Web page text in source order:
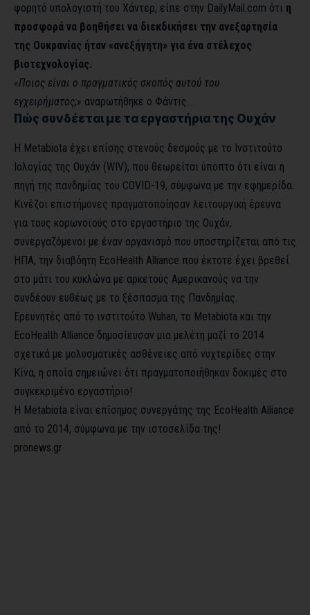
φορητό υπολογιστή του Χάντερ, είπε στην DailyMail.com ότι η
προσφορά να βοηθήσει να διεκδικήσει την ανεξαρτησία
της Ουκρανίας ήταν «ανεξήγητη» για ένα στέλεχος
βιοτεχνολογίας.
«Ποιος είναι ο πραγματικός σκοπός αυτού του
εγχειρήματος;» αναρωτήθηκε ο Φάντις…
Πώς συνδέεται με τα εργαστήρια της Ουχάν
Η Metabiota έχει επίσης στενούς δεσμούς με το Ινστιτούτο
Ιολογίας της Ουχάν (WIV), που θεωρείται ύποπτο ότι είναι η
πηγή της πανδημίας του COVID-19, σύμφωνα με την εφημερίδα.
Κινέζοι επιστήμονες πραγματοποίησαν λειτουργική έρευνα
για τους κορωνοϊούς στο εργαστήριο της Ουχάν,
συνεργαζόμενοι με έναν οργανισμό που υποστηρίζεται από τις
ΗΠΑ, την διαβόητη EcoHealth Alliance που έκτοτε έχει βρεθεί
στο μάτι του κυκλώνα με αρκετούς Αμερικανούς να την
συνδέουν ευθέως με το ξέσπασμα της Πανδημίας.
Ερευνητές από το ινστιτούτο Wuhan, το Metabiota και την
EcoHealth Alliance δημοσίευσαν μια μελέτη μαζί το 2014
σχετικά με μολυσματικές ασθένειες από νυχτερίδες στην
Κίνα, η οποία σημειώνει ότι πραγματοποιήθηκαν δοκιμές στο
συγκεκριμένο εργαστήριο!
Η Metabiota είναι επίσημος συνεργάτης της EcoHealth Alliance
από το 2014, σύμφωνα με την ιστοσελίδα της!
pronews.gr